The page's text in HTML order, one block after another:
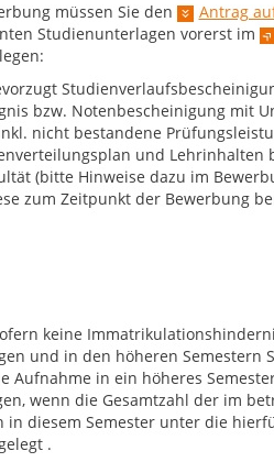
müssen Sie den
Antrag
Studienunterlagen vorerst im
bzw. Notenbescheinigung mit
nicht bestandene
und Lehrinhalten
(bitte Hinweise dazu im
zum Zeitpunkt der Bewerbung
keine
und in den höheren
Aufnahme in ein höheres
wenn die Gesamtzahl der im
diesem Semester unter die
.